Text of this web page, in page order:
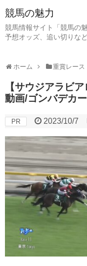
競馬の魅力
競馬情報サイト「競馬の
予想オッズ、追い切りな
ホーム 重賞レー
【サウジアラビ
動画/ゴンバデカ
PR 2023/10/7